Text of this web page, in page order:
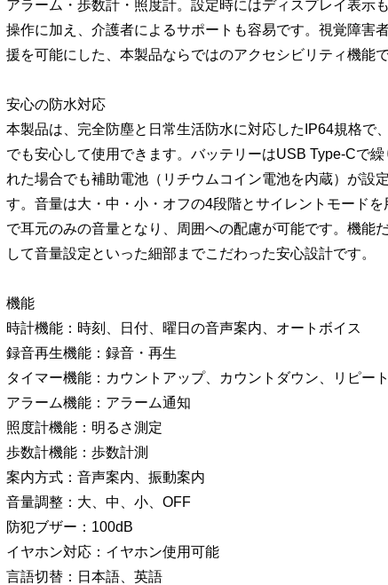
アラーム・歩数計・照度計。設定時にはディスプレイ表示
操作に加え、介護者によるサポートも容易です。視覚障害
援を可能にした、本製品ならではのアクセシビリティ機能で
安心の防水対応
本製品は、完全防塵と日常生活防水に対応したIP64規格で
でも安心して使用できます。バッテリーはUSB Type-Cで
れた場合でも補助電池（リチウムコイン電池を内蔵）が設
す。音量は大・中・小・オフの4段階とサイレントモード
で耳元のみの音量となり、周囲への配慮が可能です。機能
して音量設定といった細部までこだわった安心設計です。
機能
時計機能：時刻、日付、曜日の音声案内、オートボイス
録音再生機能：録音・再生
タイマー機能：カウントアップ、カウントダウン、リピート
アラーム機能：アラーム通知
照度計機能：明るさ測定
歩数計機能：歩数計測
案内方式：音声案内、振動案内
音量調整：大、中、小、OFF
防犯ブザー：100dB
イヤホン対応：イヤホン使用可能
言語切替：日本語、英語